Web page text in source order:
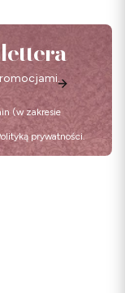
(w zakresie
prywatności.